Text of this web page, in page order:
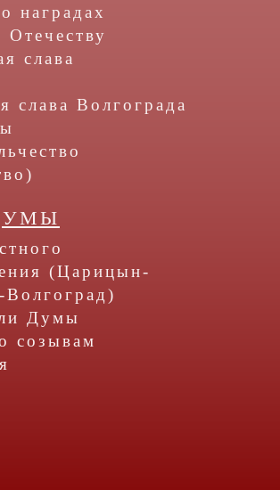
наградах
Отечеству
слава
слава Волгограда
(Царицын-
Волгоград)
Думы
созывам